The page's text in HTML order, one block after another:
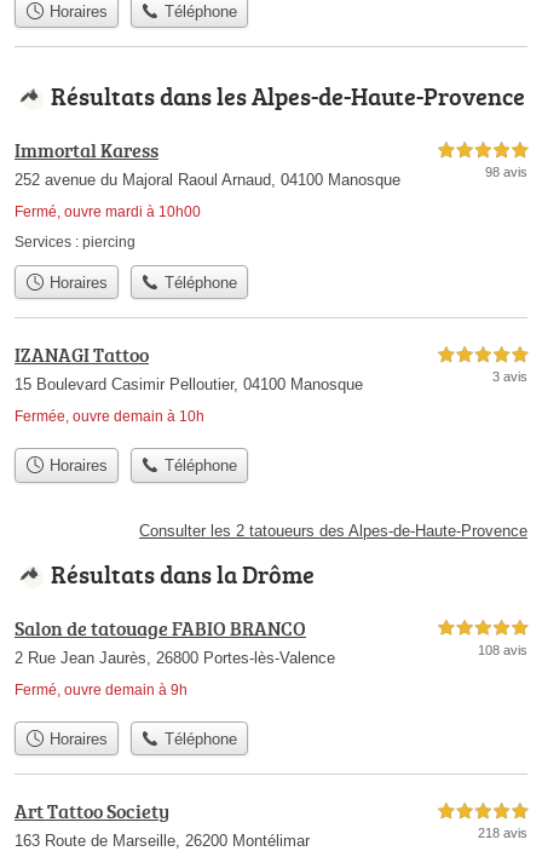
Horaires Téléphone
Résultats dans les Alpes-de-Haute-Provence
Immortal Karess
252 avenue du Majoral Raoul Arnaud, 04100 Manosque
Fermé, ouvre mardi à 10h00
5,0 étoiles sur 5
98 avis
Services : piercing
Horaires Téléphone
IZANAGI Tattoo
15 Boulevard Casimir Pelloutier, 04100 Manosque
Fermée, ouvre demain à 10h
5,0 étoiles sur 5
3 avis
Horaires Téléphone
Consulter les 2 tatoueurs des Alpes-de-Haute-Provence
Résultats dans la Drôme
Salon de tatouage FABIO BRANCO
2 Rue Jean Jaurès, 26800 Portes-lès-Valence
Fermé, ouvre demain à 9h
5,0 étoiles sur 5
108 avis
Horaires Téléphone
Art Tattoo Society
163 Route de Marseille, 26200 Montélimar
5,0 étoiles sur 5
218 avis